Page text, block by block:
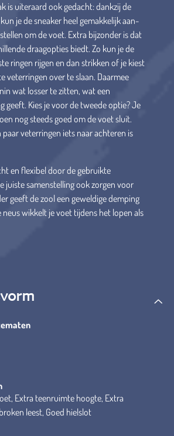
is uiteraard ook gedacht: dankzij de
je de sneaker heel gemakkelijk aan-
om de voet. Extra bijzonder is dat
draagopties biedt. Zo kun je de
ringen rijgen en dan strikken of je kiest
veterringen over te slaan. Daarmee
wat losser te zitten, wat een
geeft. Kies je voor de tweede optie? Je
nog steeds goed om de voet sluit.
veterringen iets naar achteren is
en flexibel door de gebruikte
juiste samenstelling ook zorgen voor
geeft de zool een geweldige demping
wikkelt je voet tijdens het lopen als
Extra teenruimte hoogte, Extra
leest, Goed hielslot